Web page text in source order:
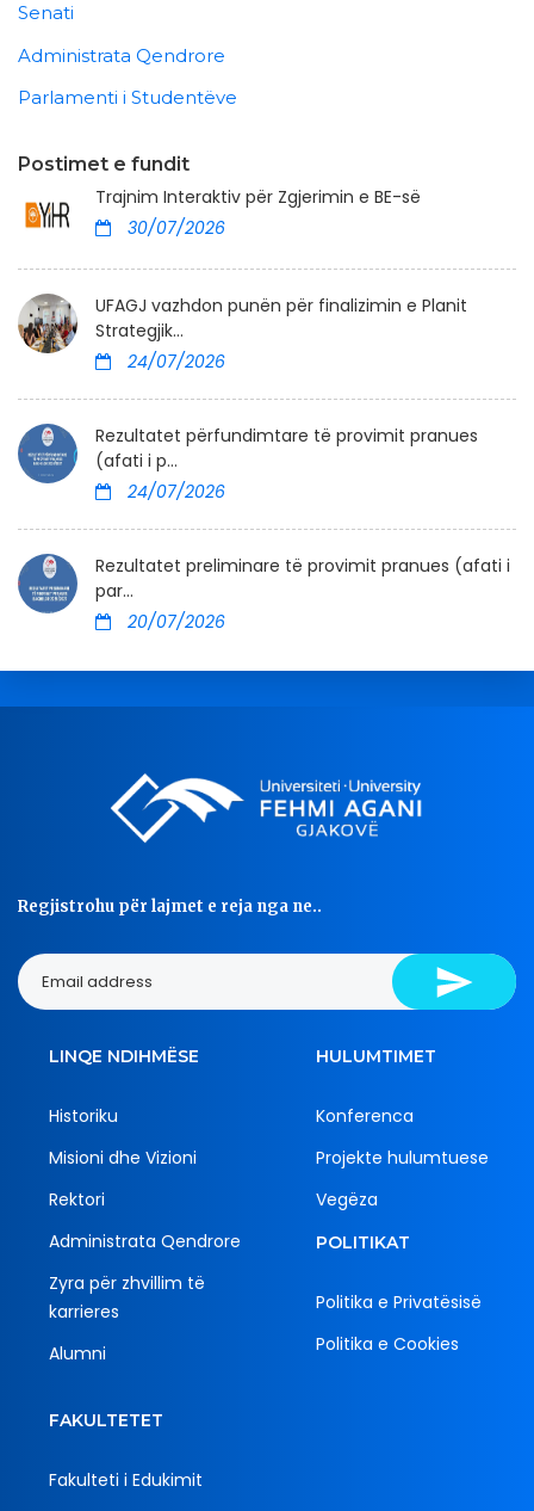
Senati
Administrata Qendrore
Parlamenti i Studentëve
Postimet e fundit
Trajnim Interaktiv për Zgjerimin e BE-së
30/07/2026
UFAGJ vazhdon punën për finalizimin e Planit
Strategjik...
24/07/2026
Rezultatet përfundimtare të provimit pranues
(afati i p...
24/07/2026
Rezultatet preliminare të provimit pranues (afati i
par...
20/07/2026
Regjistrohu për lajmet e reja nga ne..
LINQE NDIHMËSE
Historiku
Misioni dhe Vizioni
Rektori
Administrata Qendrore
Zyra për zhvillim të
karrieres
Alumni
HULUMTIMET
Konferenca
Projekte hulumtuese
Vegëza
POLITIKAT
Politika e Privatësisë
Politika e Cookies
FAKULTETET
Fakulteti i Edukimit